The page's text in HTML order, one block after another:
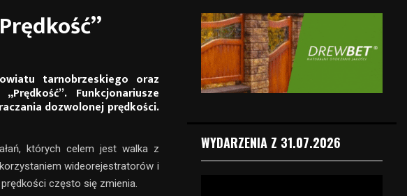
tarnobrzeskiego oraz
Funkcjonariusze
dozwolonej prędkości.
których celem jest walka z
wideorejestratorów i
często się zmienia.
WYDARZENIA Z 31.07.2026